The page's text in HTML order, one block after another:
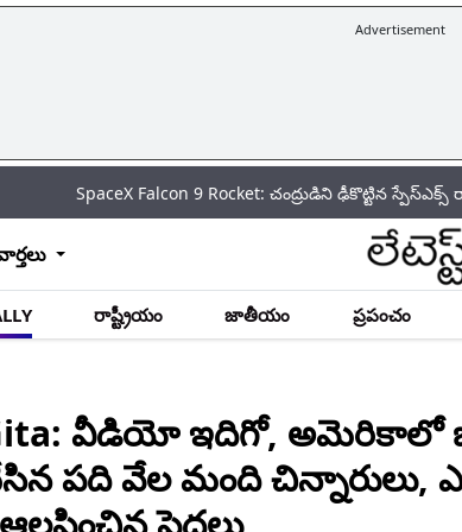
Advertisement
SpaceX Falcon 9 Rocket: చంద్రుడిని ఢీకొట్టిన స్పేస్‌ఎక్స్ రాకెట్
రాష్ట్రీయం జాతీయం ప్రపంచం
వీడియో ఇదిగో, అమెరికాలో
వేల మంది చిన్నారులు,